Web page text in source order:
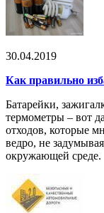
30.04.2019
Как правильно
Батарейки,
термометры – вот
отходов, которые
ведро, не
окружающей среде.